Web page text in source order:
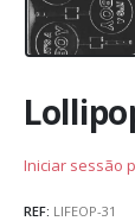
Iniciar sessão
REF: LIFEOP-31